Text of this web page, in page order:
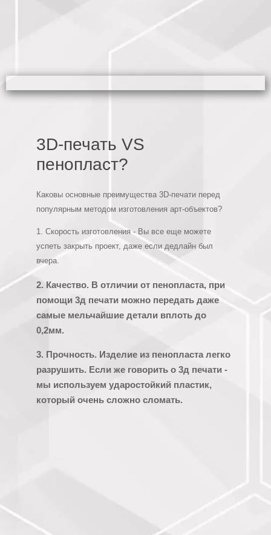
3D-печать VS
пенопласт?
Каковы основные преимущества 3D-печати перед
популярным методом изготовления арт-объектов?
1. Скорость изготовления - Вы все еще можете
успеть закрыть проект, даже если дедлайн был
вчера.
2. Качество. В отличии от пенопласта, при
помощи 3д печати можно передать даже
самые мельчайшие детали вплоть до
0,2мм.
3. Прочность. Изделие из пенопласта легко
разрушить. Если же говорить о 3д печати -
мы используем ударостойкий пластик,
который очень сложно сломать.